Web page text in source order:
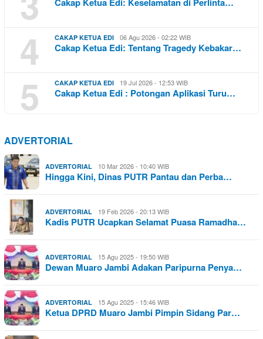
4 CAKAP KETUA EDI 06 Agu 2026 - 02:22 WIB
Cakap Ketua Edi: Tentang Tragedy Kebakar…
5 CAKAP KETUA EDI 19 Jul 2026 - 12:53 WIB
Cakap Ketua Edi : Potongan Aplikasi Turu…
ADVERTORIAL
ADVERTORIAL 10 Mar 2026 - 10:40 WIB
Hingga Kini, Dinas PUTR Pantau dan Perba…
ADVERTORIAL 19 Feb 2026 - 20:13 WIB
Kadis PUTR Ucapkan Selamat Puasa Ramadha…
ADVERTORIAL 15 Agu 2025 - 19:50 WIB
Dewan Muaro Jambi Adakan Paripurna Penya…
ADVERTORIAL 15 Agu 2025 - 15:46 WIB
Ketua DPRD Muaro Jambi Pimpin Sidang Par…